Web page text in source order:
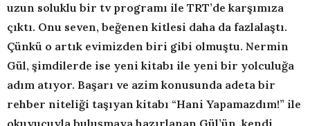
uzun soluklu bir tv programı ile TRT’de karşımıza
çıktı. Onu seven, beğenen kitlesi daha da fazlalaştı.
Çünkü o artık evimizden biri gibi olmuştu. Nermin
Gül, şimdilerde ise yeni kitabı ile yeni bir yolculuğa
adım atıyor. Başarı ve azim konusunda adeta bir
rehber niteliği taşıyan kitabı “Hani Yapamazdım!” ile